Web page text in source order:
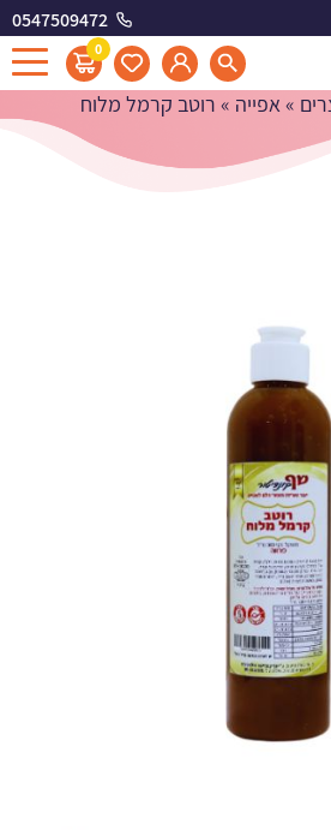
0547509472
0
מלוח
»אפייה » רוטב קרמל מלוח